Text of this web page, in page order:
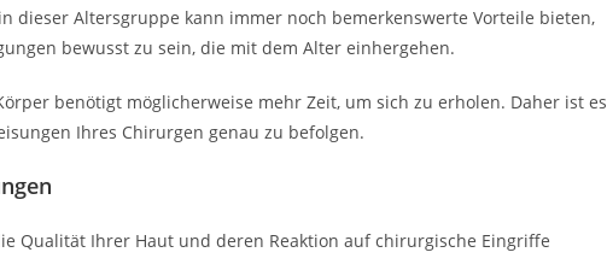
dieser Altersgruppe kann immer noch bemerkenswerte Vorteile bieten,
bewusst zu sein, die mit dem Alter einhergehen.
benötigt möglicherweise mehr Zeit, um sich zu erholen. Daher ist es
Ihres Chirurgen genau zu befolgen.
Qualität Ihrer Haut und deren Reaktion auf chirurgische Eingriffe